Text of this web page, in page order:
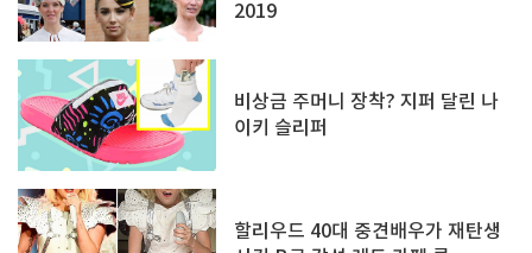
2019
비상금 주머니 장착? 지퍼 달린 나
이키 슬리퍼
할리우드 40대 중견배우가 재탄생